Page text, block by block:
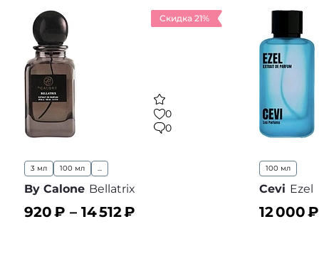
Скидка 21%
0
0
3 мл 100 мл ...
By Calone Bellatrix
920₽ – 14 512₽
100 мл
Cevi Ezel
12 000₽